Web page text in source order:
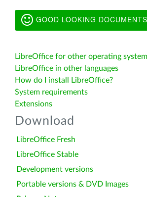
GOOD LOOKING DOCUMENTS
LibreOffice for other operating
LibreOffice in other languages
How do I install LibreOffice?
System requirements
Extensions
Download
LibreOffice Fresh
LibreOffice Stable
Development versions
Portable versions & DVD Images